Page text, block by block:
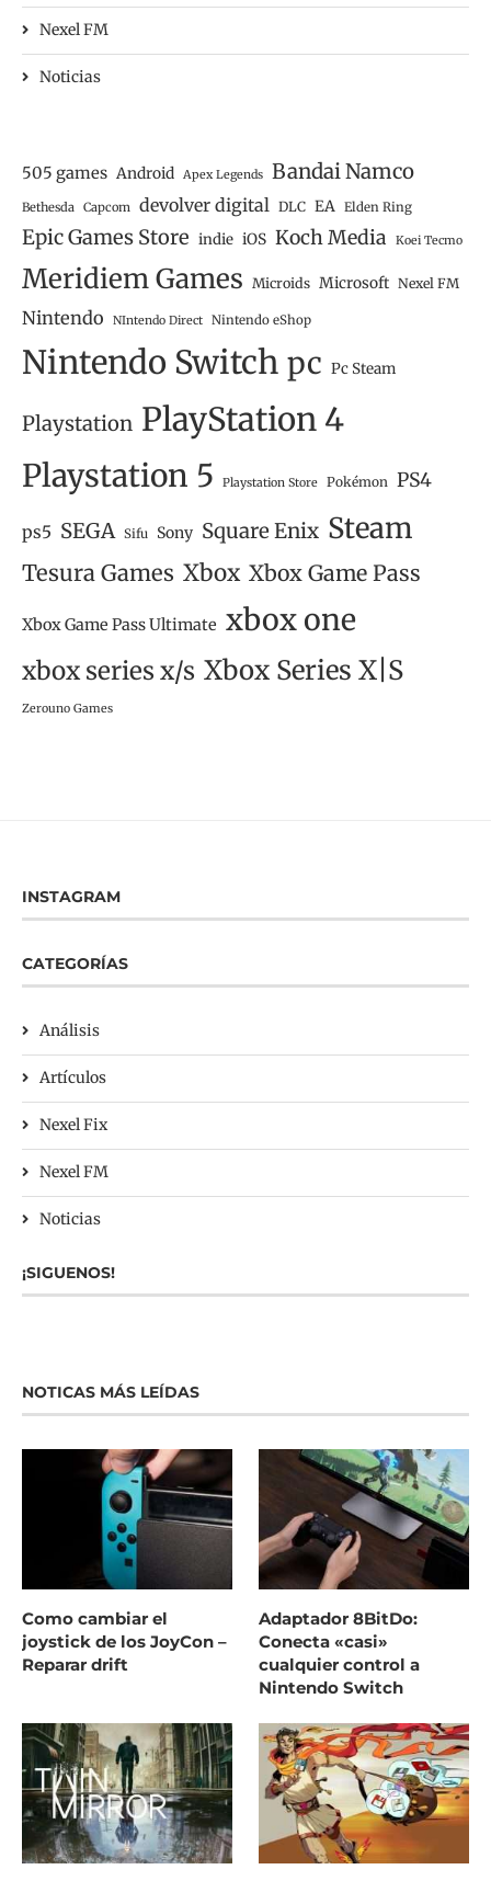
Nexel FM
Noticias
505 games Android Apex Legends Bandai Namco
Bethesda Capcom devolver digital DLC EA Elden Ring
Epic Games Store indie iOS Koch Media Koei Tecmo
Meridiem Games Microids Microsoft Nexel FM
Nintendo NIntendo Direct Nintendo eShop
Nintendo Switch pc Pc Steam
Playstation PlayStation 4
Playstation 5 Playstation Store Pokémon PS4
ps5 SEGA Sifu Sony Square Enix Steam
Tesura Games Xbox Xbox Game Pass
Xbox Game Pass Ultimate xbox one
xbox series x/s Xbox Series X|S
Zerouno Games
INSTAGRAM
CATEGORÍAS
Análisis
Artículos
Nexel Fix
Nexel FM
Noticias
¡SIGUENOS!
NOTICAS MÁS LEÍDAS
Como cambiar el
joystick de los JoyCon –
Reparar drift
Adaptador 8BitDo:
Conecta «casi»
cualquier control a
Nintendo Switch